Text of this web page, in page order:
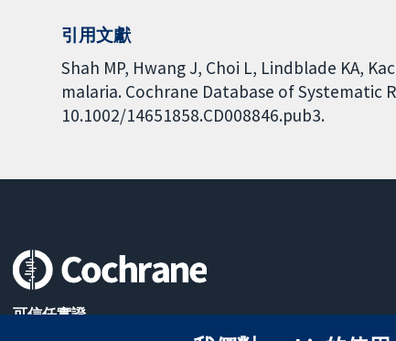
引用文獻
Shah MP, Hwang J, Choi L, Lindblade KA,
malaria. Cochrane Database of Systematic
10.1002/14651858.CD008846.pub3.
可信任實證